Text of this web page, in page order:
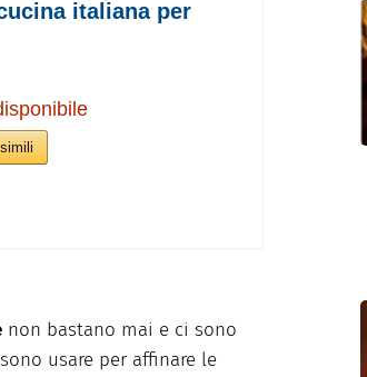
italiana per
non bastano mai e ci sono
usare per affinare le